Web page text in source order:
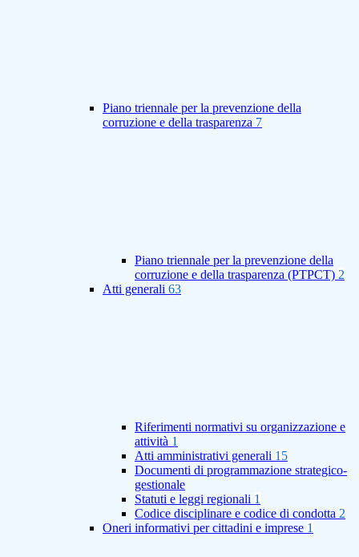
Piano triennale per la prevenzione della
corruzione e della trasparenza 7
Piano triennale per la prevenzione della
corruzione e della trasparenza (PTPCT) 2
Atti generali 63
Riferimenti normativi su organizzazione e
attività 1
Atti amministrativi generali 15
Documenti di programmazione strategico-
gestionale
Statuti e leggi regionali 1
Codice disciplinare e codice di condotta 2
Oneri informativi per cittadini e imprese 1